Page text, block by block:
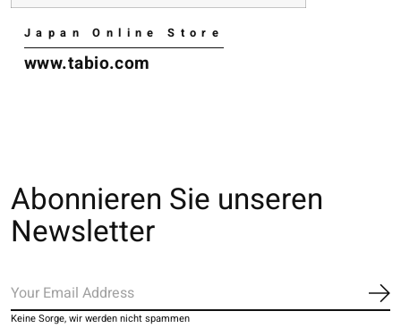
Japan Online Store
www.tabio.com
Abonnieren Sie unseren
Newsletter
Keine Sorge, wir werden nicht spammen